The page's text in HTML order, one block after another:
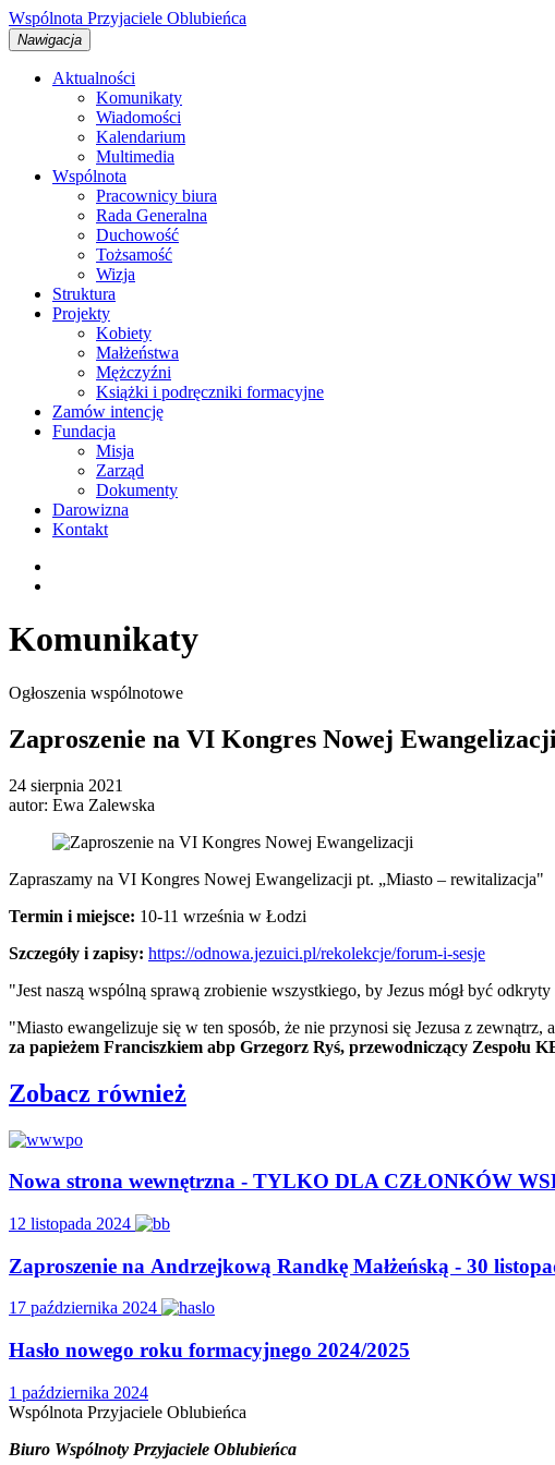
Wspólnota Przyjaciele Oblubieńca
Nawigacja
Aktualności
Komunikaty
Wiadomości
Kalendarium
Multimedia
Wspólnota
Pracownicy biura
Rada Generalna
Duchowość
Tożsamość
Wizja
Struktura
Projekty
Kobiety
Małżeństwa
Mężczyźni
Książki i podręczniki formacyjne
Zamów intencję
Fundacja
Misja
Zarząd
Dokumenty
Darowizna
Kontakt
Komunikaty
Ogłoszenia wspólnotowe
Zaproszenie na VI Kongres Nowej Ewangelizacji
24 sierpnia 2021
autor: Ewa Zalewska
Zapraszamy na VI Kongres Nowej Ewangelizacji pt. „Miasto – rewitalizacja"
Termin i miejsce: 10-11 września w Łodzi
Szczegóły i zapisy: https://odnowa.jezuici.pl/rekolekcje/forum-i-sesje
"Jest naszą wspólną sprawą zrobienie wszystkiego, by Jezus mógł być
"Miasto ewangelizuje się w ten sposób, że nie przynosi się Jezusa z
za papieżem Franciszkiem abp Grzegorz Ryś, przewodniczący Zespołu
Zobacz również
Nowa strona wewnętrzna - TYLKO DLA CZŁONKÓW
12 listopada 2024
Zaproszenie na Andrzejkową Randkę Małżeńską - 30
17 października 2024
Hasło nowego roku formacyjnego 2024/2025
1 października 2024
Wspólnota Przyjaciele Oblubieńca
Biuro Wspólnoty Przyjaciele Oblubieńca